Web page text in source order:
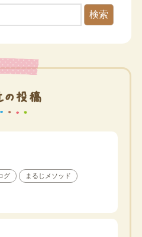
検索
の投稿
グ まるじメソッド